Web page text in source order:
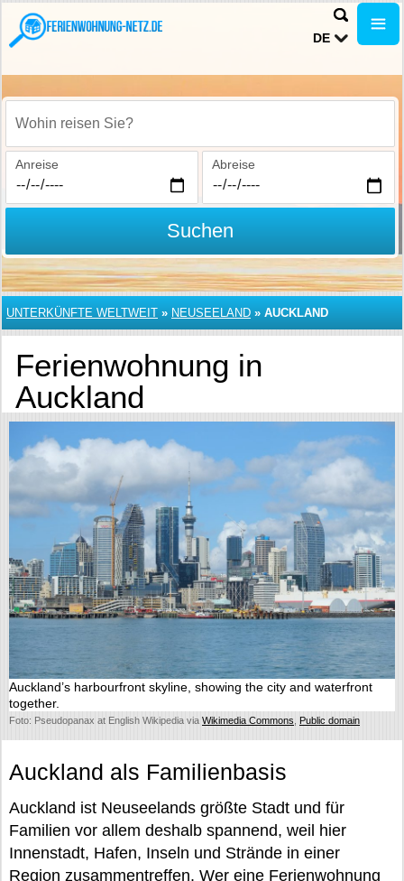
DE
Wohin reisen Sie?
Anreise Abreise
Suchen
UNTERKÜNFTE WELTWEIT » NEUSEELAND » AUCKLAND
Ferienwohnung in
Auckland
Auckland’s harbourfront skyline, showing the city and waterfront
together.
Foto: Pseudopanax at English Wikipedia via Wikimedia Commons Public domain
Auckland als Familienbasis
Auckland ist Neuseelands größte Stadt und für
Familien vor allem deshalb spannend, weil hier
Innenstadt, Hafen, Inseln und Strände in einer
Region zusammentreffen. Wer eine Ferienwohnung